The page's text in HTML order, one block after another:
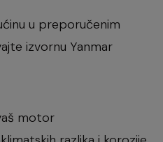
u preporučenim
izvornu Yanmar
motor